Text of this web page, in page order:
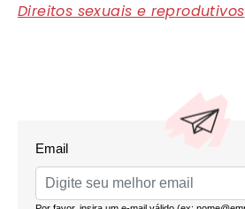
Direitos sexuais e reprodutivos